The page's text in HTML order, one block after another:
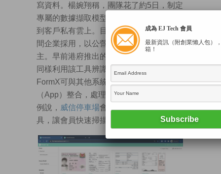
寫資料。楊婉翔稱，團隊花了約5日，制定
專屬的數據擷取模型，再部署（Deploy）
到客戶私有雲上。目前FormX已獲本港10
間企業採用，以公營機構及半公營機構為
主。早前港府推出的電子消費券計劃，亦
同樣利用該工具辨識申請文件。此外，
FormX可與其他系統或手機應用程式
（App）整合，處理會員系統管理。她舉
例說， 威信停車場會員獎賞計劃應用其工
具，讓會員快速掃描入數紙。
成為 EJ Tech 會員
最新資訊（附創業懶人包）
箱！